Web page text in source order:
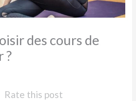
des cours de
?
Rate this post